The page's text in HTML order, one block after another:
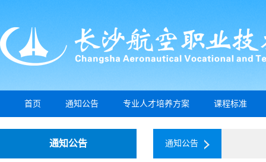
首页 通知公告 专业人才培养方案 课程标准
通知公告 通知公告